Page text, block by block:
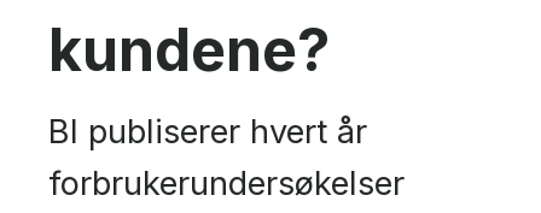
kundene?
BI publiserer hvert år
forbrukerundersøkelser